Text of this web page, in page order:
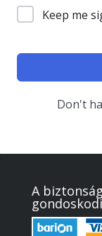
Keep me
Don't
A